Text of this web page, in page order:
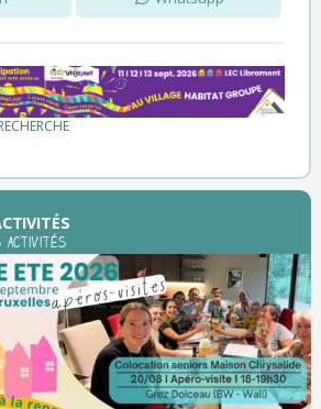
activités